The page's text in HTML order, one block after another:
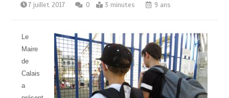
7 juillet 2017 0 3 minutes 9 ans
Le
Maire
de
Calais
a